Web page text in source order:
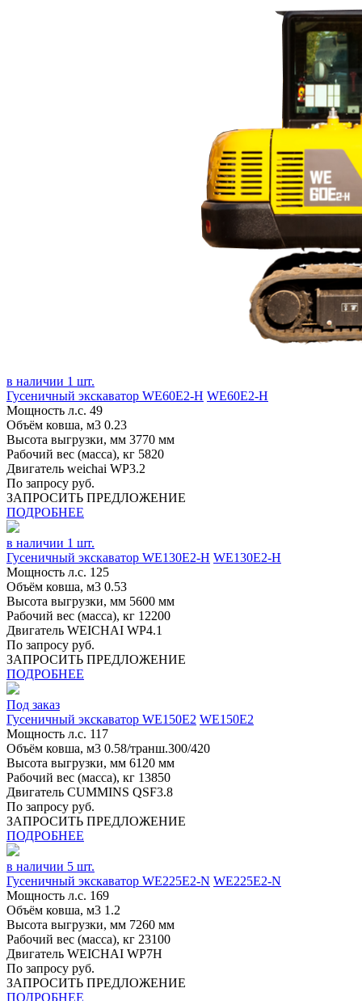
в наличии 1 шт.
Гусеничный экскаватор WE60Е2-H WE60Е2-H
Мощность л.с. 49
Объём ковша, м3 0.23
Высота выгрузки, мм 3770 мм
Рабочий вес (масса), кг 5820
Двигатель weichai WP3.2
По запросу руб.
ЗАПРОСИТЬ ПРЕДЛОЖЕНИЕ
ПОДРОБНЕЕ
в наличии 1 шт.
Гусеничный экскаватор WE130Е2-H WE130Е2-H
Мощность л.с. 125
Объём ковша, м3 0.53
Высота выгрузки, мм 5600 мм
Рабочий вес (масса), кг 12200
Двигатель WEICHAI WP4.1
По запросу руб.
ЗАПРОСИТЬ ПРЕДЛОЖЕНИЕ
ПОДРОБНЕЕ
Под заказ
Гусеничный экскаватор WE150E2 WE150E2
Мощность л.с. 117
Объём ковша, м3 0.58/транш.300/420
Высота выгрузки, мм 6120 мм
Рабочий вес (масса), кг 13850
Двигатель CUMMINS QSF3.8
По запросу руб.
ЗАПРОСИТЬ ПРЕДЛОЖЕНИЕ
ПОДРОБНЕЕ
в наличии 5 шт.
Гусеничный экскаватор WE225Е2-N WE225Е2-N
Мощность л.с. 169
Объём ковша, м3 1.2
Высота выгрузки, мм 7260 мм
Рабочий вес (масса), кг 23100
Двигатель WEICHAI WP7H
По запросу руб.
ЗАПРОСИТЬ ПРЕДЛОЖЕНИЕ
ПОДРОБНЕЕ